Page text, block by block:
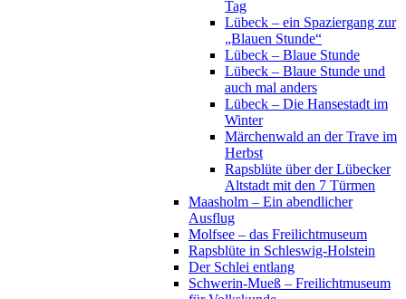
Tag
Lübeck – ein Spaziergang zur
„Blauen Stunde“
Lübeck – Blaue Stunde
Lübeck – Blaue Stunde und
auch mal anders
Lübeck – Die Hansestadt im
Winter
Märchenwald an der Trave im
Herbst
Rapsblüte über der Lübecker
Altstadt mit den 7 Türmen
Maasholm – Ein abendlicher
Ausflug
Molfsee – das Freilichtmuseum
Rapsblüte in Schleswig-Holstein
Der Schlei entlang
Schwerin-Mueß – Freilichtmuseum